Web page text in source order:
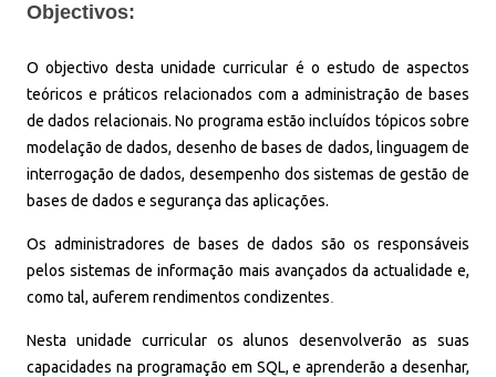
Objectivos:
O objectivo desta unidade curricular é o estudo de aspectos
teóricos e práticos relacionados com a administração de bases
de dados relacionais. No programa estão incluídos tópicos sobre
modelação de dados, desenho de bases de dados, linguagem de
interrogação de dados, desempenho dos sistemas de gestão de
bases de dados e segurança das aplicações.
Os administradores de bases de dados são os responsáveis
pelos sistemas de informação mais avançados da actualidade e,
como tal, auferem rendimentos condizentes
Nesta unidade curricular os alunos desenvolverão as suas
capacidades na programação em SQL, e aprenderão a desenhar,